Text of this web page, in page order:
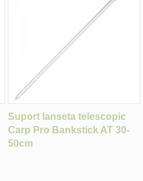
Suport lanseta telescopic
Carp Pro Bankstick AT 30-
50cm